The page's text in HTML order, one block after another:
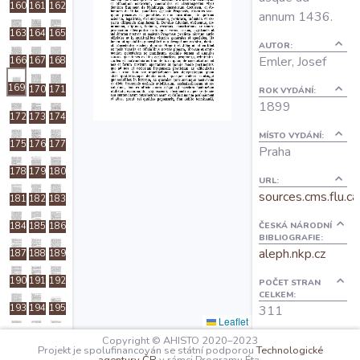
O projektu
Autoři
Nápověda
160 161 162
163 164 165
166 167 168
169 170 171
172 173 174
175 176 177
178 179 180
181 182 183
184 185 186
187 188 189
190 191 192
193 194 195
Leaflet
annum 1436.
AUTOR:
Emler, Josef
ROK VYDÁNÍ:
1899
MÍSTO VYDÁNÍ:
Praha
URL:
ČESKÁ NÁRODNÍ
BIBLIOGRAFIE:
aleph.nkp.cz
POČET STRAN
CELKEM:
311
I: Titulus
Copyright © AHISTO 2020–2023
Projekt je spolufinancován se státní podporouTechnologické